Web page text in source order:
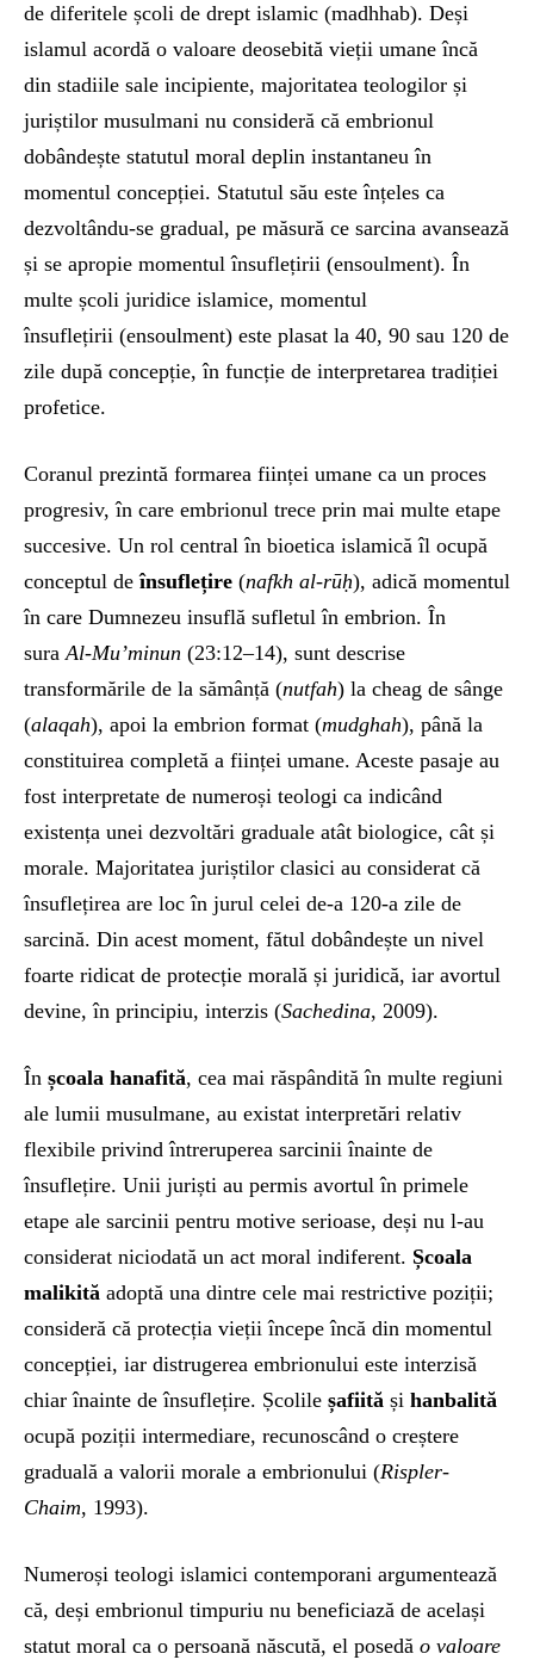
de diferitele școli de drept islamic (madhhab). Deși
islamul acordă o valoare deosebită vieții umane încă
din stadiile sale incipiente, majoritatea teologilor și
juriștilor musulmani nu consideră că embrionul
dobândește statutul moral deplin instantaneu în
momentul concepției. Statutul său este înțeles ca
dezvoltându-se gradual, pe măsură ce sarcina avansează
și se apropie momentul însuflețirii (ensoulment). În
multe școli juridice islamice, momentul
însuflețirii (ensoulment) este plasat la 40, 90 sau 120 de
zile după concepție, în funcție de interpretarea tradiției
profetice.
Coranul prezintă formarea ființei umane ca un proces
progresiv, în care embrionul trece prin mai multe etape
succesive. Un rol central în bioetica islamică îl ocupă
conceptul deînsuflețire (nafkh al-rūḥ), adică momentul
în care Dumnezeu insuflă sufletul în embrion. În
suraAl-Mu’minun (23:12–14), sunt descrise
transformările de la sămânță (nutfah) la cheag de sânge
(alaqah), apoi la embrion format (mudghah), până la
constituirea completă a ființei umane. Aceste pasaje au
fost interpretate de numeroși teologi ca indicând
existența unei dezvoltări graduale atât biologice, cât și
morale. Majoritatea juriștilor clasici au considerat că
însuflețirea are loc în jurul celei de-a 120-a zile de
sarcină. Din acest moment, fătul dobândește un nivel
foarte ridicat de protecție morală și juridică, iar avortul
devine, în principiu, interzis (Sachedina, 2009).
În școala hanafită, cea mai răspândită în multe regiuni
ale lumii musulmane, au existat interpretări relativ
flexibile privind întreruperea sarcinii înainte de
însuflețire. Unii juriști au permis avortul în primele
etape ale sarcinii pentru motive serioase, deși nu l-au
considerat niciodată un act moral indiferent. Școala
malikită adoptă una dintre cele mai restrictive poziții;
consideră că protecția vieții începe încă din momentul
concepției, iar distrugerea embrionului este interzisă
chiar înainte de însuflețire. Școlile șafiită și hanbalită
ocupă poziții intermediare, recunoscând o creștere
graduală a valorii morale a embrionului (Rispler-
Chaim, 1993).
Numeroși teologi islamici contemporani argumentează
că, deși embrionul timpuriu nu beneficiază de același
statut moral ca o persoană născută, el posedă o valoare